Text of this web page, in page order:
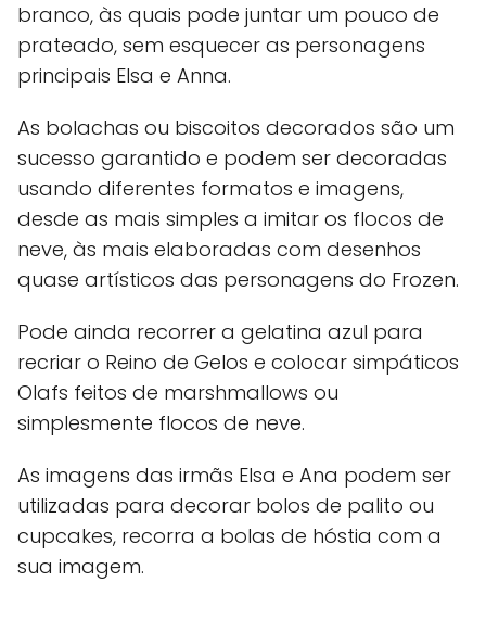
branco, às quais pode juntar um pouco de
prateado, sem esquecer as personagens
principais Elsa e Anna.
As bolachas ou biscoitos decorados são um
sucesso garantido e podem ser decoradas
usando diferentes formatos e imagens,
desde as mais simples a imitar os flocos de
neve, às mais elaboradas com desenhos
quase artísticos das personagens do Frozen.
Pode ainda recorrer a gelatina azul para
recriar o Reino de Gelos e colocar simpáticos
Olafs feitos de marshmallows ou
simplesmente flocos de neve.
As imagens das irmãs Elsa e Ana podem ser
utilizadas para decorar bolos de palito ou
cupcakes, recorra a bolas de hóstia com a
sua imagem.